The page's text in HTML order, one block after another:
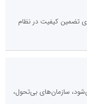
تضمین کیفیت در نظام
سازمان‌های بی‌تحول،